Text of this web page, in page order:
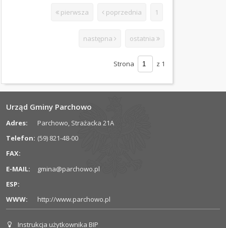
ŚRODOWISKA
ORGANIZACJE
POZARZĄDOWE
PRAWO
MIEJSCOWE
(Kliknięcie spowoduje otwarcie nowej karty)
ZAMÓWIENIA
PUBLICZNE
REJESTRY
STRATEGIE
pierwsza poprzednia 1
następna ostatnia
Strona z 1
Urząd Gminy Parchowo
Adres:
Parchowo, Strażacka 21A
Telefon: (59) 821-48-00
FAX:
E-MAIL:
gmina@parchowo.pl
ESP:
WWW:
http://www.parchowo.pl
Instrukcja użytkownika BIP